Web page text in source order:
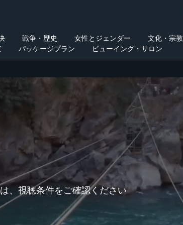
戦争・歴史 女性とジェンダー 文化・宗教
パッケージプラン ビューイング・サロン
、視聴条件をご確認ください